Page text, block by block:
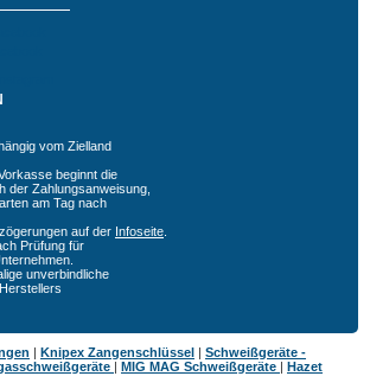
vom Zielland
beginnt die
der Zahlungsanweisung,
am Tag nach
auf der Infoseite
Prüfung für
unverbindliche
| Knipex Zangenschlüssel | Schweißgeräte -
| MIG MAG Schweißgeräte | Hazet